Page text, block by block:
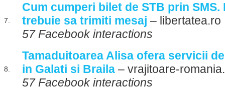
7.
Cum cumperi bilet de STB prin SMS.
trebuie sa trimiti mesaj – libertatea.ro
57 Facebook interactions
8.
Tamaduitoarea Alisa ofera servicii
in Galati si Braila – vrajitoare-
57 Facebook interactions